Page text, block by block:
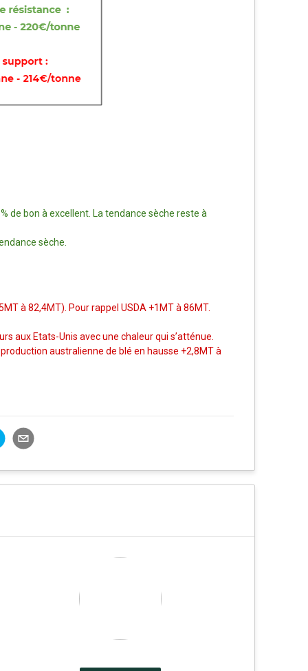
de bon à excellent. La tendance sèche reste à
sèche.
à 82,4MT). Pour rappel USDA +1MT à 86MT.
aux Etats-Unis avec une chaleur qui s’atténue.
australienne de blé en hausse +2,8MT à